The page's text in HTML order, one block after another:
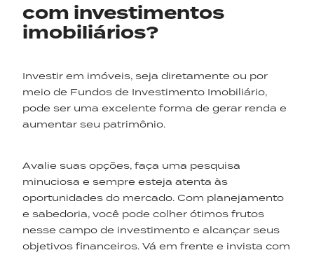
com investimentos
imobiliários?
Investir em imóveis, seja diretamente ou por
meio de Fundos de Investimento Imobiliário,
pode ser uma excelente forma de gerar renda e
aumentar seu patrimônio.
Avalie suas opções, faça uma pesquisa
minuciosa e sempre esteja atenta às
oportunidades do mercado. Com planejamento
e sabedoria, você pode colher ótimos frutos
nesse campo de investimento e alcançar seus
objetivos financeiros. Vá em frente e invista com